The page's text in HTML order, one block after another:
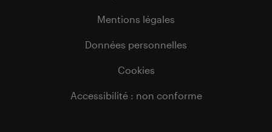
Mentions légales
Données personnelles
Cookies
Accessibilité : non conforme